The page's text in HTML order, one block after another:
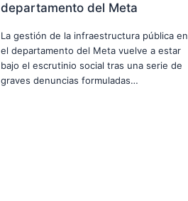
departamento del Meta
La gestión de la infraestructura pública en
el departamento del Meta vuelve a estar
bajo el escrutinio social tras una serie de
graves denuncias formuladas…